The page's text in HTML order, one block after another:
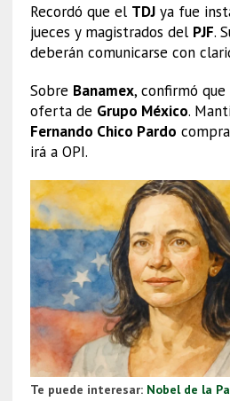
Recordó que el TDJya fue
jueces y magistrados del PJF.
deberán comunicarse con
Sobre Banamex, confirmó que
oferta de Grupo México.
Fernando Chico Pardo
irá a OPI.
Te puede interesar: Nobel de la